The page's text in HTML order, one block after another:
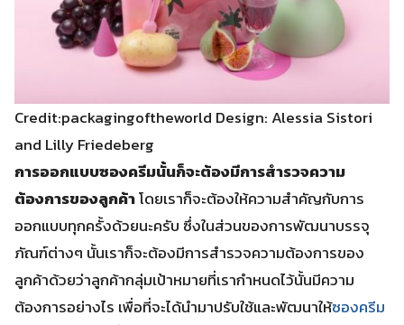
Credit:packagingoftheworld Design: Alessia Sistori
and Lilly Friedeberg
การออกแบบซองครีมนั้นก็จะต้องมีการสำรวจความ
ต้องการของลูกค้าโดยเราก็จะต้องให้ความสำคัญกับการ
ออกแบบทุกครั้งด้วยนะครับ ซึ่งในส่วนของการพัฒนาบรรจุ
ภัณฑ์ต่างๆ นั้นเราก็จะต้องมีการสำรวจความต้องการของ
ลูกค้าด้วยว่าลูกค้ากลุ่มเป้าหมายที่เรากำหนดไว้นั้นมีความ
ต้องการอย่างไร เพื่อที่จะได้นำมาปรับใช้และพัฒนาให้ซองครีม